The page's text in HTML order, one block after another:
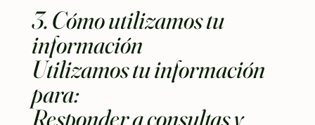
3. Cómo utilizamos tu
información
Utilizamos tu información
para:
Responder a consultas y